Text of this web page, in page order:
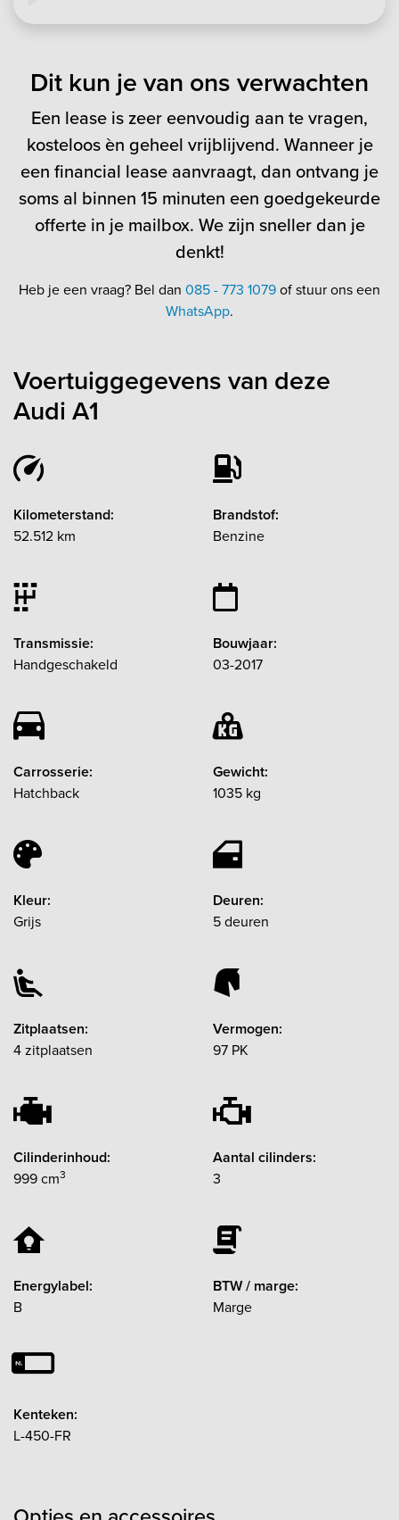
Dit kun je van ons verwachten
Een lease is zeer eenvoudig aan te vragen,
kosteloos èn geheel vrijblijvend. Wanneer je
een financial lease aanvraagt, dan ontvang je
soms al binnen 15 minuten een goedgekeurde
offerte in je mailbox. We zijn sneller dan je
denkt!
Heb je een vraag? Bel dan 085 - 773 1079of stuur ons een
WhatsApp.
Voertuiggegevens van deze
Audi A1
Kilometerstand:
52.512 km
Brandstof:
Benzine
Transmissie:
Handgeschakeld
Bouwjaar:
03-2017
Carrosserie:
Hatchback
Gewicht:
1035 kg
Kleur:
Grijs
Deuren:
5 deuren
Zitplaatsen:
4 zitplaatsen
Vermogen:
97 PK
Cilinderinhoud:
999 cm3
Aantal cilinders:
3
Energylabel:
B
BTW / marge:
Marge
Kenteken:
L-450-FR